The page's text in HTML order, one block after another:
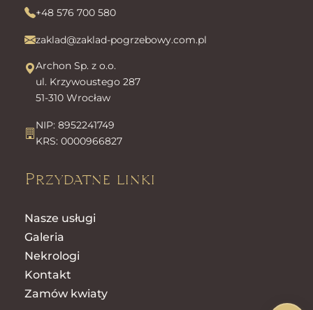
+48 576 700 580
zaklad@zaklad-pogrzebowy.com.pl
Archon Sp. z o.o.
ul. Krzywoustego 287
51-310 Wrocław
NIP: 8952241749
KRS: 0000966827
Przydatne linki
Nasze usługi
Galeria
Nekrologi
Kontakt
Zamów kwiaty